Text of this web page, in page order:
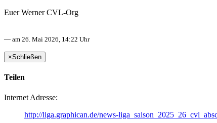
Euer Werner CVL-Org
— am 26. Mai 2026, 14:22 Uhr
×Schließen
Teilen
Internet Adresse:
http://liga.graphican.de/news-